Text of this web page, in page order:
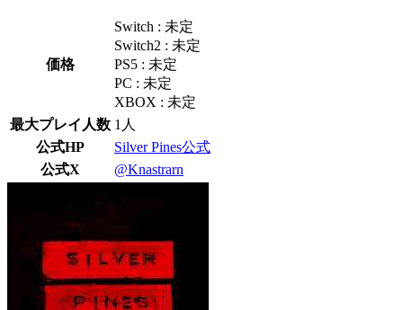
価格
Switch : 未定
Switch2 : 未定
PS5 : 未定
PC : 未定
XBOX : 未定
最大プレイ人数 1人
公式HP
Silver Pines公式
公式X
@Knastrarn